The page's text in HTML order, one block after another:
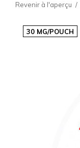
Revenir à l'aperçu
30 MG/POUCH